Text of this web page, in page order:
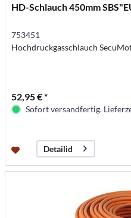
HD-Schlauch 450mm
753451
Hochdruckgasschlauch
52,95 € *
Sofort versandfertig.
Detailid